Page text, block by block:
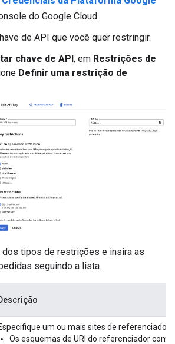
do Google Cloud.
de API que você quer restringir.
chave de API, em Restrições de
Definir uma restrição de
dos tipos de restrições e insira as
seguindo a lista.
um ou mais sites de
Os esquemas de URI do referenciador com